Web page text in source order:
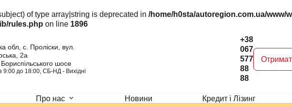
of type array|string is deprecated in /home/h0sta/autoregion.com.ua/www/
rules.php on line 1896
обл, с. Проліски, вул.
2а
шосе
9:00 до 18:00, СБ-НД - Вихідні
+38
067
577
88
88
Про нас Новини Кредит і Лізинг